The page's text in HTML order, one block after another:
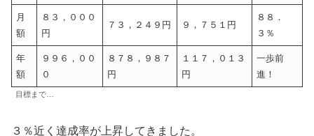
月
額
８３，０００
円
７３，２４９円 ９，７５１円
８８．
３％
年
額
９９６，００
０
８７８，９８７
円
１１７，０１３
円
一歩前
進！
目標まで…
３％近く達成率が上昇してきました。